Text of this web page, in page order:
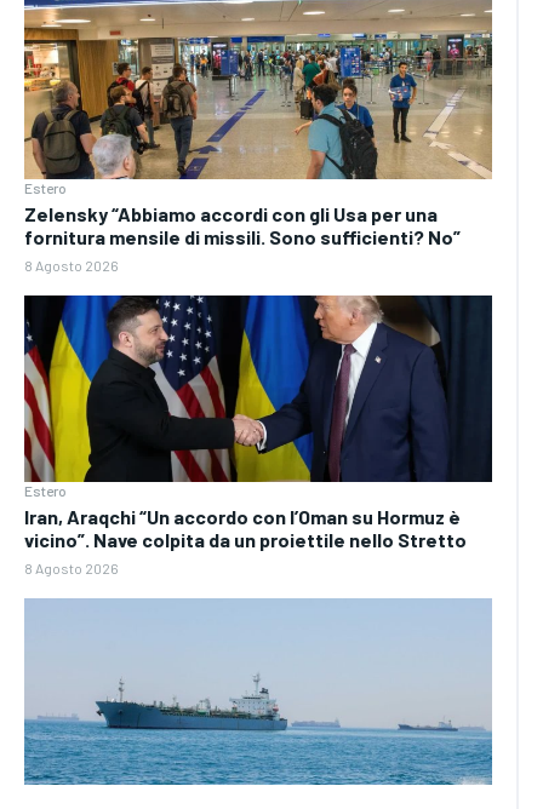
Estero
Zelensky “Abbiamo accordi con gli Usa per una
fornitura mensile di missili. Sono sufficienti? No”
8 Agosto 2026
Estero
Iran, Araqchi “Un accordo con l’Oman su Hormuz è
vicino”. Nave colpita da un proiettile nello Stretto
8 Agosto 2026